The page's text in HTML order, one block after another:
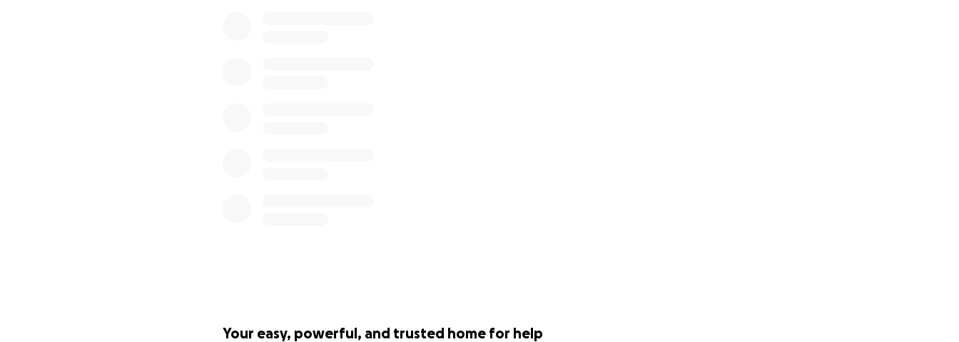
Your easy, powerful, and trusted home for help